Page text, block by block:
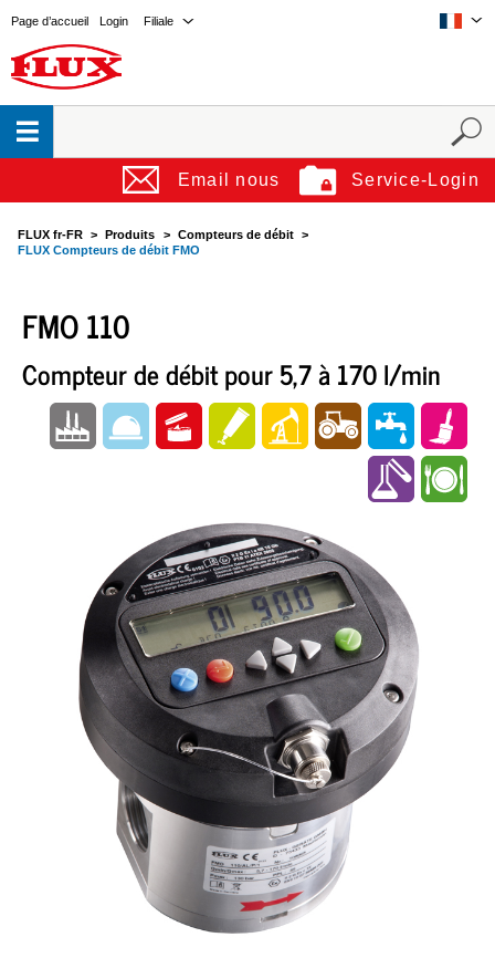
Filiale
Login
Page d’accueil
Service-Login
Email nous
FLUX fr-FR Produits
Compteurs de débit
FLUX Compteurs de débit FMO
FMO 110
Compteur de débit pour 5,7 à 170 l/min